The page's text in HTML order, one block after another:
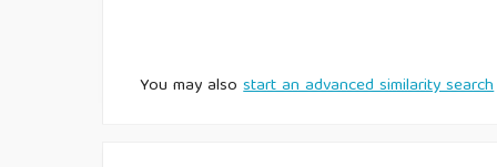
You may alsostart an advanced similarity search